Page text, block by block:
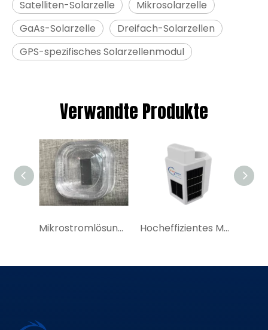
Satelliten-Solarzelle
Mikrosolarzelle
GaAs-Solarzelle
Dreifach-Solarzellen
GPS-spezifisches Solarzellenmodul
Verwandte Produkte
Mikrostromlösung für effiziente Solarzellenmodule für GPS-Ortungsgeräte, GPS-Solar-Tracker Hocheffizientes Mikro-Solarzellenmodul | YIM China stellt Miniatur-Solarzellenmodul für das Internet der Dinge her